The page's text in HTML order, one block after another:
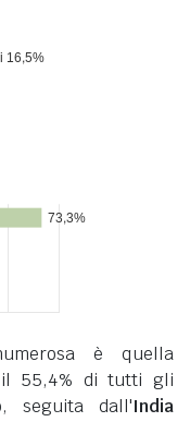
è quella
55,4% di tutti gli
seguita dall'India